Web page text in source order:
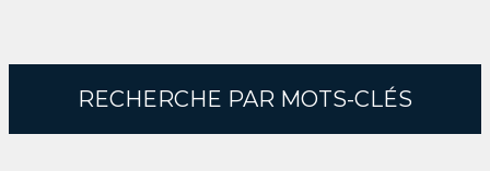
RECHERCHE PAR MOTS-CLÉS